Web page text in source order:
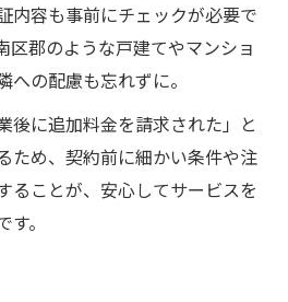
内容も事前にチェックが必要で
区郡のような戸建てやマンショ
への配慮も忘れずに。
後に追加料金を請求された」と
ため、契約前に細かい条件や注
ることが、安心してサービスを
。